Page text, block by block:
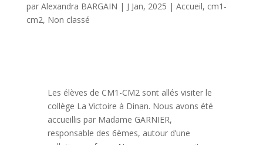
par Alexandra BARGAIN | J Jan, 2025 | Accueil, cm1-
cm2, Non classé
Les élèves de CM1-CM2 sont allés visiter le
collège La Victoire à Dinan. Nous avons été
accueillis par Madame GARNIER,
responsable des 6èmes, autour d’une